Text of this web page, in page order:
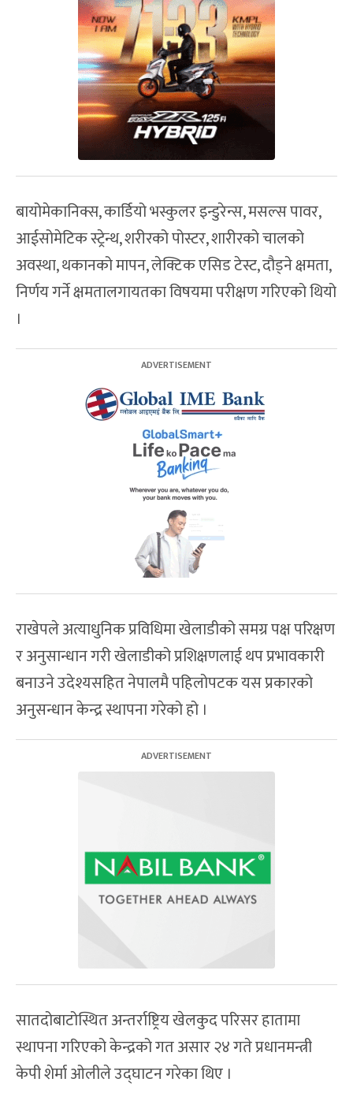
बायोमेकानिक्स, कार्डियो भस्कुलर इन्डुरेन्स, मसल्स पावर,
आईसोमेटिक स्ट्रेन्थ, शरीरको पोस्टर, शारीरको चालको
अवस्था, थकानको मापन, लेक्टिक एसिड टेस्ट, दौड्ने क्षमता,
निर्णय गर्ने क्षमतालगायतका विषयमा परीक्षण गरिएको थियो
।
राखेपले अत्याधुनिक प्रविधिमा खेलाडीको समग्र पक्ष परिक्षण
र अनुसान्धान गरी खेलाडीको प्रशिक्षणलाई थप प्रभावकारी
बनाउने उदेश्यसहित नेपालमै पहिलोपटक यस प्रकारको
अनुसन्धान केन्द्र स्थापना गरेको हो ।
सातदोबाटोस्थित अन्तर्राष्ट्रिय खेलकुद परिसर हातामा
स्थापना गरिएको केन्द्रको गत असार २४ गते प्रधानमन्त्री
केपी शेर्मा ओलीले उद्घाटन गरेका थिए ।